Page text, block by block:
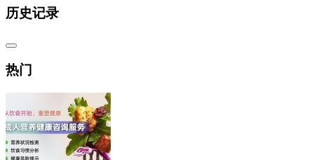
历史记录
热门